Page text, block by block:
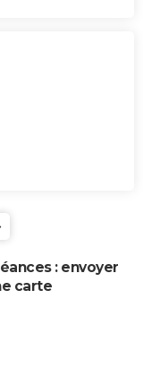
: envoyer
carte